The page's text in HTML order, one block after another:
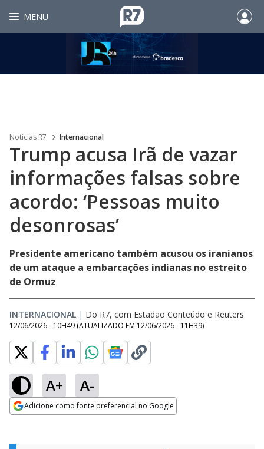
MENU
Noticias R7 Internacional
Trump acusa Irã de vazar
informações falsas sobre
acordo: ‘Pessoas muito
desonrosas’
Presidente americano também acusou os iranianos
de um ataque a embarcações indianas no estreito
de Ormuz
INTERNACIONAL | Do R7, com Estadão Conteúdo e Reuters
12/06/2026 - 10H49 (ATUALIZADO EM 12/06/2026 - 11H39)
A+ A-
Adicione como fonte preferencial no Google